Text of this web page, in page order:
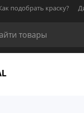
подобрать краску?